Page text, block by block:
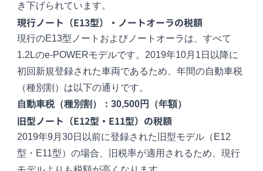
き下げられています。
現行ノート（E13型）・ノートオーラの税額
現行のE13型ノートおよびノートオーラは、すべて
1.2Lのe-POWERモデルです。2019年10月1日以降に
初回新規登録された車両であるため、年間の自動車税
（種別割）は以下の通りです。
自動車税（種別割）：30,500円（年額）
旧型ノート（E12型・E11型）の税額
2019年9月30日以前に登録された旧型モデル（E12
型・E11型）の場合、旧税率が適用されるため、現行